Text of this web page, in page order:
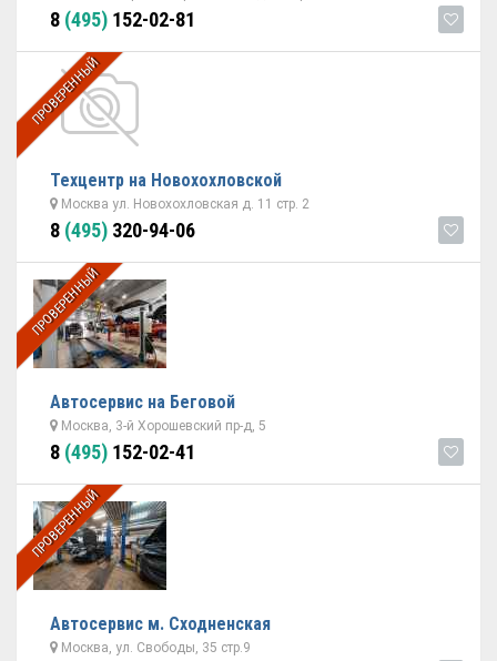
8 (495) 152-02-81
ПРОВЕРЕННЫЙ
Техцентр на Новохохловской
Москва ул. Новохохловская д. 11 стр. 2
8 (495) 320-94-06
ПРОВЕРЕННЫЙ
Автосервис на Беговой
Москва, 3-й Хорошевский пр-д, 5
8 (495) 152-02-41
ПРОВЕРЕННЫЙ
Автосервис м. Сходненская
Москва, ул. Свободы, 35 стр.9